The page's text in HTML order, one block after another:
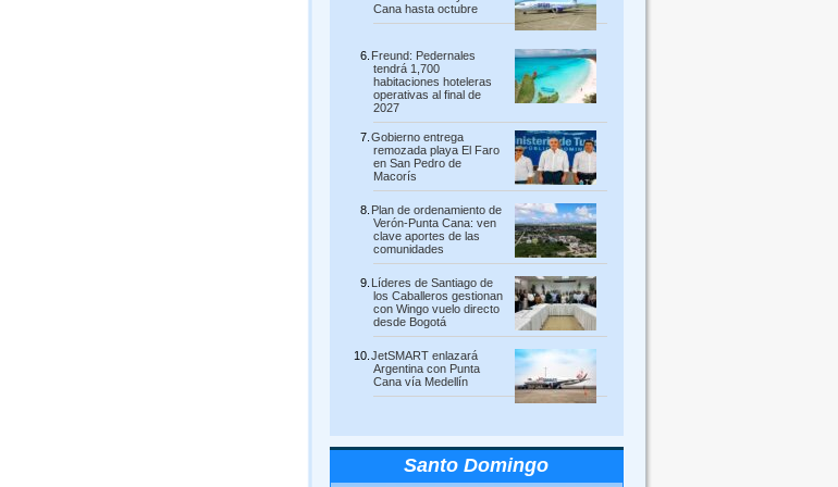
Cana hasta octubre
Freund: Pedernales
tendrá 1,700
habitaciones hoteleras
operativas al final de
2027
Gobierno entrega
remozada playa El Faro
en San Pedro de
Macorís
Plan de ordenamiento de
Verón-Punta Cana: ven
clave aportes de las
comunidades
Líderes de Santiago de
los Caballeros gestionan
con Wingo vuelo directo
desde Bogotá
JetSMART enlazará
Argentina con Punta
Cana vía Medellín
Santo Domingo